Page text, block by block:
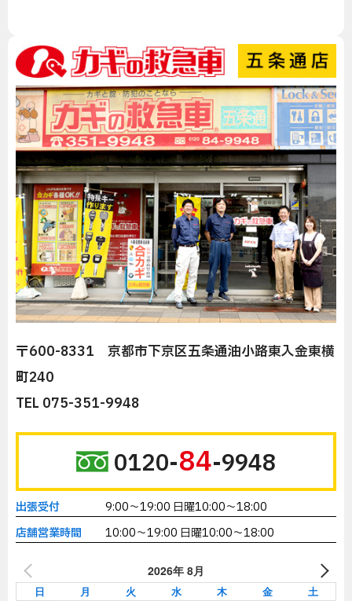
〒600-8331 京都市下京区五条通油小路東入金東横
町240
TEL 075-351-9948
0120-84-9948
出張受付
9:00～19:00 日曜10:00～18:00
店舗営業時間
10:00～19:00 日曜10:00～18:00
2026年 8月
日 月 火 水 木 金 土